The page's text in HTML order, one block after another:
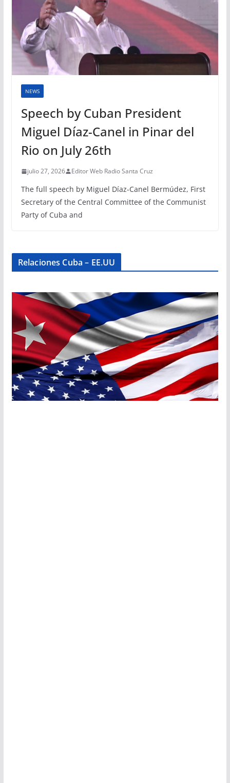
NEWS
Speech by Cuban President
Miguel Díaz-Canel in Pinar del
Rio on July 26th
julio 27, 2026 Editor Web Radio Santa Cruz
The full speech by Miguel Díaz-Canel Bermúdez, First
Secretary of the Central Committee of the Communist
Party of Cuba and
Relaciones Cuba – EE.UU